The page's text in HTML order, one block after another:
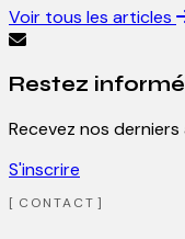
Voir tous les articles
Restez informé
Recevez nos
S'inscrire
CONTACT